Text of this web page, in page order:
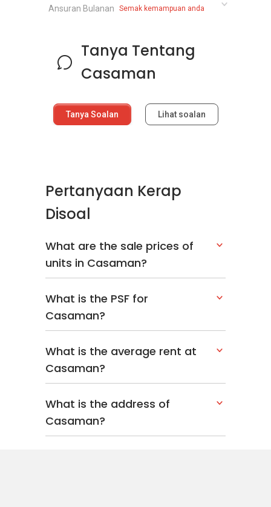
Ansuran Bulanan
Semak kemampuan anda
Tanya Tentang
Casaman
Tanya Soalan Lihat soalan
Pertanyaan Kerap
Disoal
What are the sale prices of
units in Casaman?
What is the PSF for
Casaman?
What is the average rent at
Casaman?
What is the address of
Casaman?